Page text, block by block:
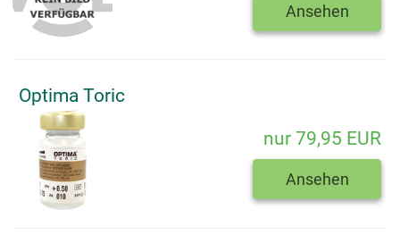
Ansehen
Optima Toric
nur 79,95 EUR
Ansehen